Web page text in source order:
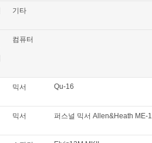
기타
컴퓨터
믹서 Qu-16
믹서 퍼스널 믹서 Allen&Heath ME-